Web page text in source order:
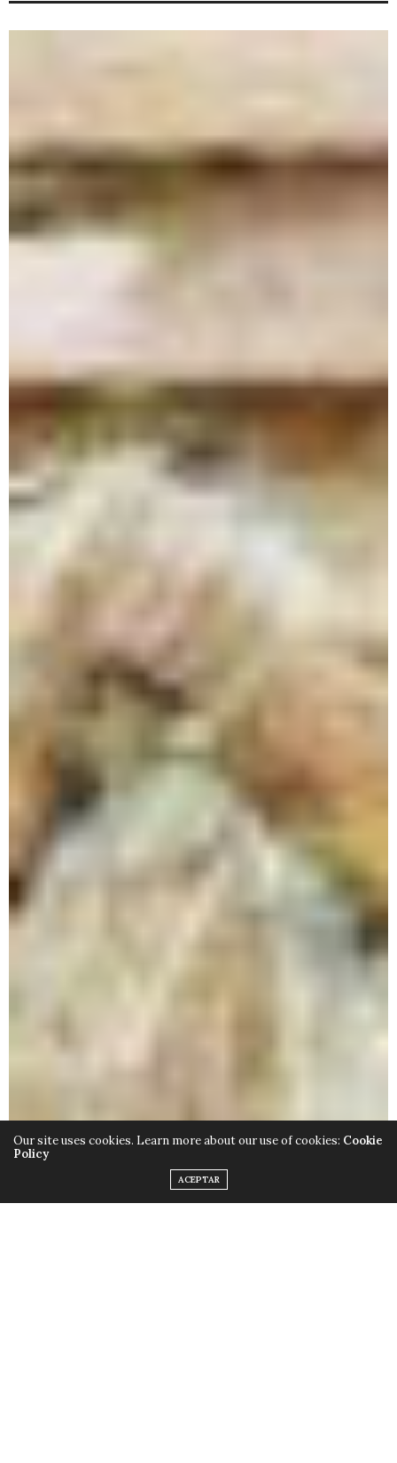
Our site uses cookies. Learn more about our use of cookies: Cookie
Policy
ACEPTAR